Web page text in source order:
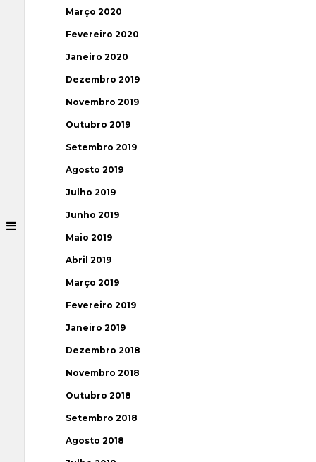
Março 2020
Fevereiro 2020
Janeiro 2020
Dezembro 2019
Novembro 2019
Outubro 2019
Setembro 2019
Agosto 2019
Julho 2019
Junho 2019
Maio 2019
Abril 2019
Março 2019
Fevereiro 2019
Janeiro 2019
Dezembro 2018
Novembro 2018
Outubro 2018
Setembro 2018
Agosto 2018